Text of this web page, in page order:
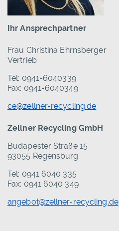
Ihr Ansprechpartner
Frau Christina Ehrnsberger
Vertrieb
Tel: 0941-6040339
Fax: 0941-6040349
ce@zellner-recycling.de
Zellner Recycling GmbH
Budapester Straße 15
93055 Regensburg
Tel: 0941 6040 335
Fax: 0941 6040 349
angebot@zellner-recycling.de